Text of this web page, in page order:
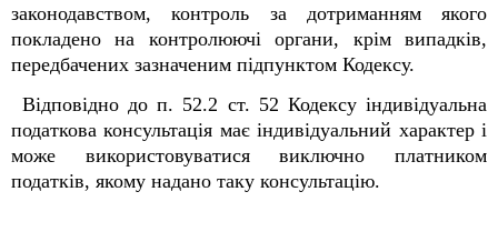
законодавством, контроль за дотриманням якого
покладено на контролюючі органи, крім випадків,
передбачених зазначеним підпунктом Кодексу.
Відповідно до п. 52.2 ст. 52 Кодексу індивідуальна
податкова консультація має індивідуальний характер і
може використовуватися виключно платником
податків, якому надано таку консультацію.